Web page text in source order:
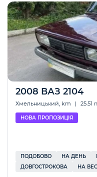
2008 ВАЗ 2104
Хмельницький, km | 25.51
НОВА ПРОПОЗИЦІЯ
ПОДОБОВО НА ДЕНЬ
ДОВГОСТРОКОВА
НА